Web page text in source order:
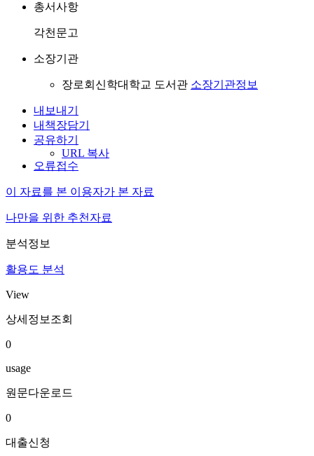
총서사항
각천문고
소장기관
장로회신학대학교 도서관 소장기관정보
내보내기
내책장담기
공유하기
URL 복사
오류접수
이 자료를 본 이용자가 본 자료
나만을 위한 추천자료
분석정보
활용도 분석
View
상세정보조회
0
usage
원문다운로드
0
대출신청